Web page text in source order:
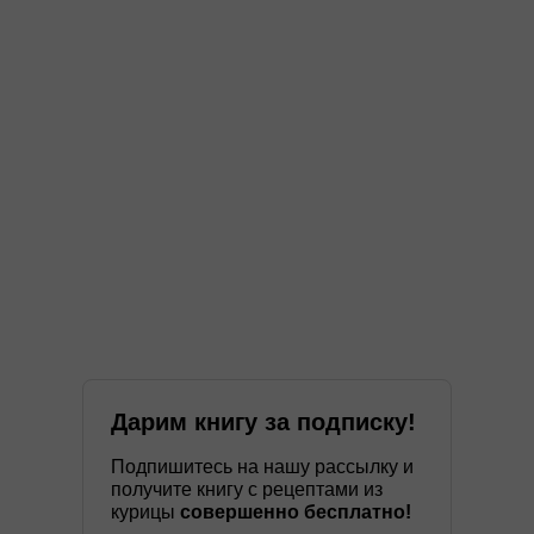
Дарим книгу за подписку!
Подпишитесь на нашу рассылку и
получите книгу с рецептами из
курицы совершенно бесплатно!